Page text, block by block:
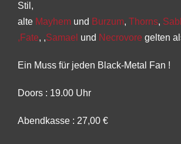
Stil,
alte Mayhem und Burzum, Thorns,
,Fate, ,Samael und Necrovore gelten
Ein Muss für jeden Black-Metal Fan !
Doors : 19.00 Uhr
Abendkasse : 27,00 €